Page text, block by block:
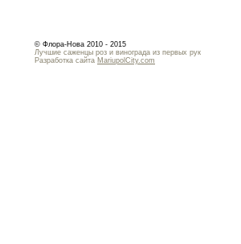
© Флора-Нова 2010 - 2015
Лучшие саженцы роз и винограда из первых рук
Разработка сайта MariupolCity.com